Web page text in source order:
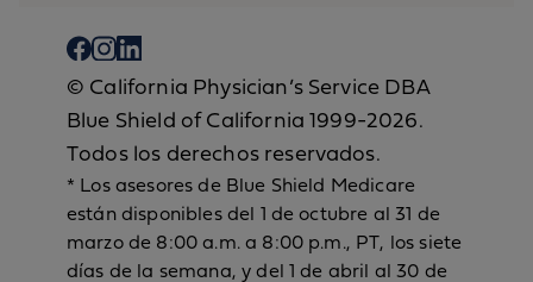
© California Physician’s Service DBA
Blue Shield of California 1999-2026.
Todos los derechos reservados.
* Los asesores de Blue Shield Medicare
están disponibles del 1 de octubre al 31 de
marzo de 8:00 a.m. a 8:00 p.m., PT, los siete
días de la semana, y del 1 de abril al 30 de